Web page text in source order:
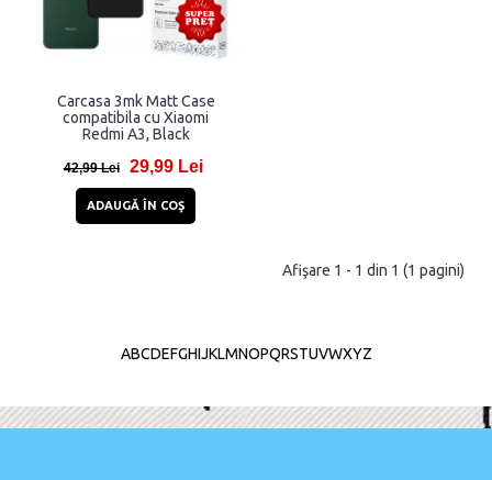
Carcasa 3mk Matt Case
compatibila cu Xiaomi
Redmi A3, Black
42,99 Lei 29,99 Lei
ADAUGĂ ÎN COŞ
Afişare 1 - 1 din 1 (1 pagini)
ABCDEFGHIJKLMNOPQRSTUVWXYZ